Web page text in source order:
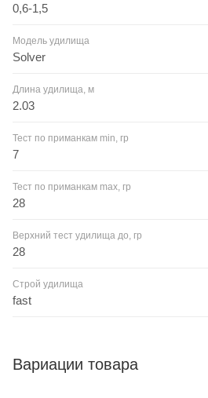
0,6-1,5
Модель удилища
Solver
Длина удилища, м
2.03
Тест по приманкам min, гр
7
Тест по приманкам max, гр
28
Верхний тест удилища до, гр
28
Строй удилища
fast
Вариации товара